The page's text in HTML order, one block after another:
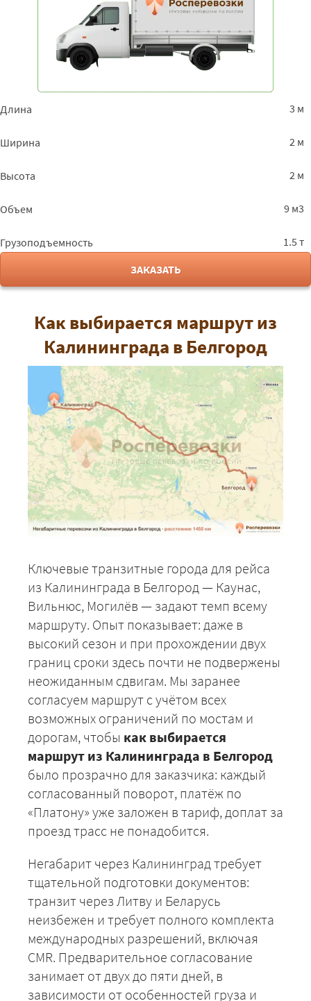
Длина 3 м
Ширина 2 м
Высота 2 м
Объем 9 м3
Грузоподъемность
1.5 т
ЗАКАЗАТЬ
Как выбирается маршрут из
Калининграда в Белгород
Ключевые транзитные города для рейса
из Калининграда в Белгород — Каунас,
Вильнюс, Могилёв — задают темп всему
маршруту. Опыт показывает: даже в
высокий сезон и при прохождении двух
границ сроки здесь почти не подвержены
неожиданным сдвигам. Мы заранее
согласуем маршрут с учётом всех
возможных ограничений по мостам и
дорогам, чтобы как выбирается
маршрут из Калининграда в Белгород
было прозрачно для заказчика: каждый
согласованный поворот, платёж по
«Платону» уже заложен в тариф, доплат за
проезд трасс не понадобится.
Негабарит через Калининград требует
тщательной подготовки документов:
транзит через Литву и Беларусь
неизбежен и требует полного комплекта
международных разрешений, включая
CMR. Предварительное согласование
занимает от двух до пяти дней, в
зависимости от особенностей груза и
+7 (499) 520-05-23